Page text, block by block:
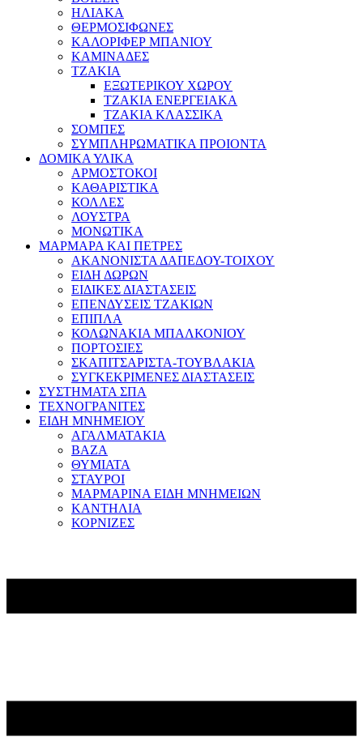
ΗΛΙΑΚΑ
ΘΕΡΜΟΣΙΦΩΝΕΣ
ΚΑΛΟΡΙΦΕΡ ΜΠΑΝΙΟΥ
ΚΑΜΙΝΑΔΕΣ
ΤΖΑΚΙΑ
ΕΞΩΤΕΡΙΚΟΥ ΧΩΡΟΥ
ΤΖΑΚΙΑ ΕΝΕΡΓΕΙΑΚΑ
ΤΖΑΚΙΑ ΚΛΑΣΣΙΚΑ
ΣΟΜΠΕΣ
ΣΥΜΠΛΗΡΩΜΑΤΙΚΑ ΠΡΟΙΟΝΤΑ
ΔΟΜΙΚΑ ΥΛΙΚΑ
ΑΡΜΟΣΤΟΚΟΙ
ΚΑΘΑΡΙΣΤΙΚΑ
ΚΟΛΛΕΣ
ΛΟΥΣΤΡΑ
ΜΟΝΩΤΙΚΑ
ΜΑΡΜΑΡΑ ΚΑΙ ΠΕΤΡΕΣ
ΑΚΑΝΟΝΙΣΤΑ ΔΑΠΕΔΟΥ-ΤΟΙΧΟΥ
ΕΙΔΗ ΔΩΡΩΝ
ΕΙΔΙΚΕΣ ΔΙΑΣΤΑΣΕΙΣ
ΕΠΕΝΔΥΣΕΙΣ ΤΖΑΚΙΩΝ
ΕΠΙΠΛΑ
ΚΟΛΩΝΑΚΙΑ ΜΠΑΛΚΟΝΙΟΥ
ΠΟΡΤΟΣΙΕΣ
ΣΚΑΠΙΤΣΑΡΙΣΤΑ-ΤΟΥΒΛΑΚΙΑ
ΣΥΓΚΕΚΡΙΜΕΝΕΣ ΔΙΑΣΤΑΣΕΙΣ
ΣΥΣΤΗΜΑΤΑ ΣΠΑ
ΤΕΧΝΟΓΡΑΝΙΤΕΣ
ΕΙΔΗ ΜΝΗΜΕΙΟΥ
ΑΓΑΛΜΑΤΑΚΙΑ
ΒΑΖΑ
ΘΥΜΙΑΤΑ
ΣΤΑΥΡΟΙ
ΜΑΡΜΑΡΙΝΑ ΕΙΔΗ ΜΝΗΜΕΙΩΝ
ΚΑΝΤΗΛΙΑ
ΚΟΡΝΙΖΕΣ